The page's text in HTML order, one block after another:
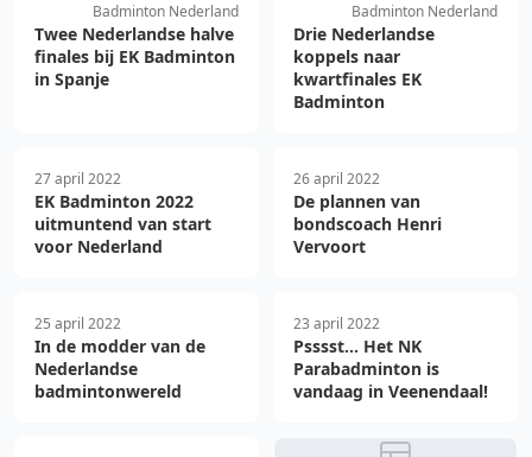
Badminton Nederland
Twee Nederlandse halve
finales bij EK Badminton
in Spanje
Badminton Nederland
Drie Nederlandse
koppels naar
kwartfinales EK
Badminton
27 april 2022
EK Badminton 2022
uitmuntend van start
voor Nederland
26 april 2022
De plannen van
bondscoach Henri
Vervoort
25 april 2022
In de modder van de
Nederlandse
badmintonwereld
23 april 2022
Psssst... Het NK
Parabadminton is
vandaag in Veenendaal!